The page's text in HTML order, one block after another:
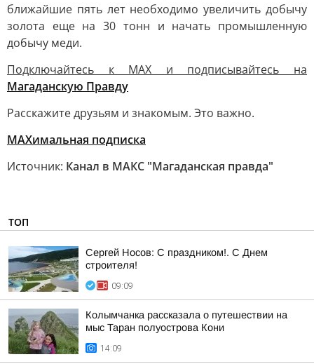
ближайшие пять лет необходимо увеличить добычу
золота еще на 30 тонн и начать промышленную
добычу меди.
Подключайтесь к MAX и подписывайтесь на
Магаданскую Правду
Расскажите друзьям и знакомым. Это важно.
МАХимальная подписка
Источник: Канал в МАКС "Магаданская правда"
ТОП
Сергей Носов: С праздником!. С Днем
строителя!
09:09
Колымчанка рассказала о путешествии на
мыс Таран полуострова Кони
14:09